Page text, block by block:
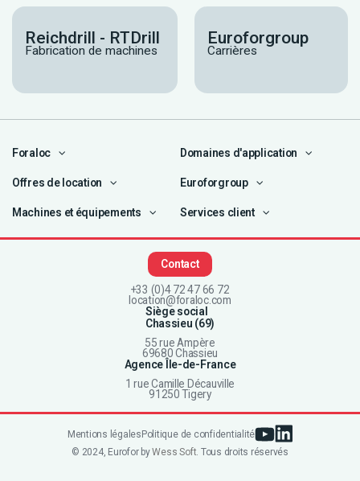
Reichdrill - RTDrill
Fabrication de machines
Euroforgroup
Carrières
Contact
+33 (0)4 72 47 66 72
location@foraloc.com
Siège social
Chassieu (69)
55 rue Ampère
69680 Chassieu
Agence Île-de-France
1 rue Camille Décauville
91250 Tigery
Foraloc Domaines d'application
Offres de location Euroforgroup
Machines et équipements Services client
© 2024, Eurofor byWess Soft. Tous droits réservés
Mentions légales Politique de confidentialité